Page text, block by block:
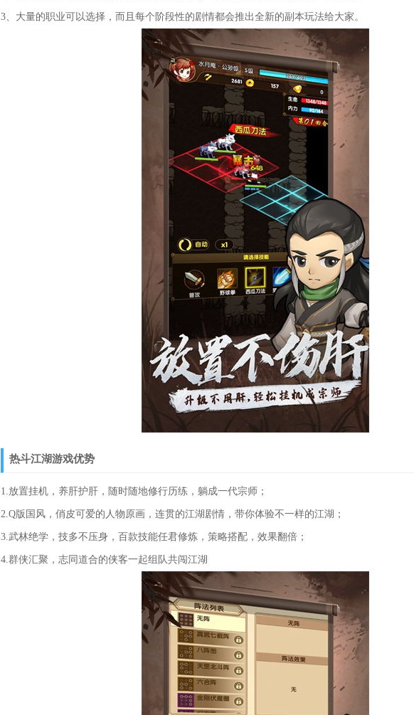
3、大量的职业可以选择，而且每个阶段性的剧情都会推出全新的副本玩法给大家。
热斗江湖游戏优势
1.放置挂机，养肝护肝，随时随地修行历练，躺成一代宗师；
2.Q版国风，俏皮可爱的人物原画，连贯的江湖剧情，带你体验不一样的江湖；
3.武林绝学，技多不压身，百款技能任君修炼，策略搭配，效果翻倍；
4.群侠汇聚，志同道合的侠客一起组队共闯江湖